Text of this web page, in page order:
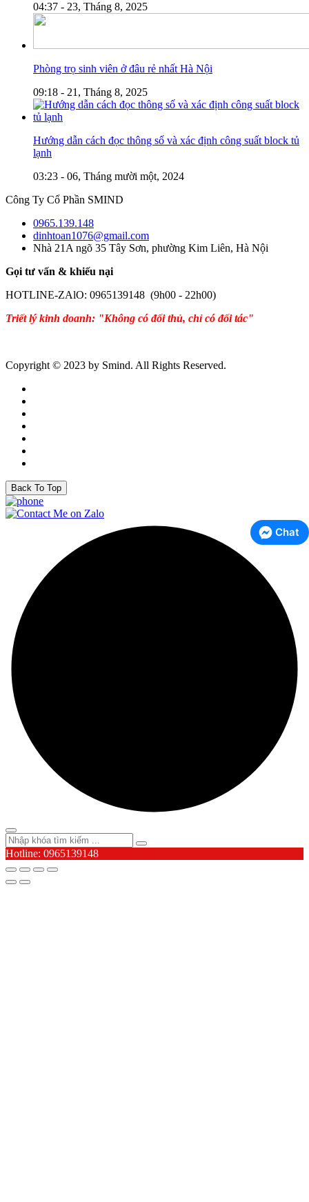
04:37 - 23, Tháng 8, 2025
Phòng trọ sinh viên ở đâu rẻ nhất Hà Nội
09:18 - 21, Tháng 8, 2025
Hướng dẫn cách đọc thông số và xác định công suất block tủ
lạnh
03:23 - 06, Tháng mười một, 2024
Công Ty Cổ Phần SMIND
0965.139.148
dinhtoan1076@gmail.com
Nhà 21A ngõ 35 Tây Sơn, phường Kim Liên, Hà Nội
Gọi tư vấn & khiếu nại
HOTLINE-ZAlO: 0965139148 (9h00 - 22h00)
Triết lý kinh doanh: "Không có đối thủ, chỉ có đối tác"
Copyright © 2023 by Smind. All Rights Reserved.
Back To Top
Chat
Hotline: 0965139148